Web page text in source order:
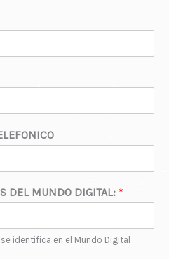
DEL MUNDO DIGITAL: *
identifica en el Mundo Digital